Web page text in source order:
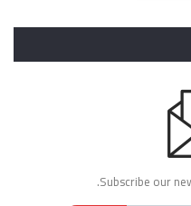
Subscribe our